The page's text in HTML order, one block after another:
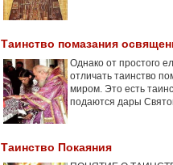
Таинство помазания
Однако от простого
отличать таинство
миром. Это есть
подаются дары
Таинство Покаяния